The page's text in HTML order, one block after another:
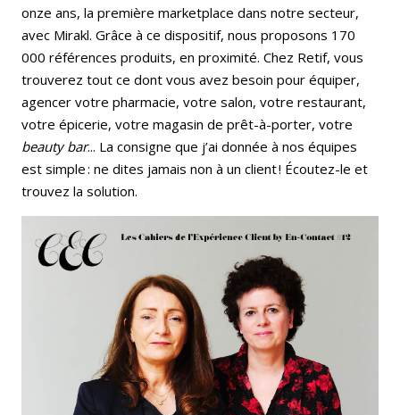
onze ans, la première marketplace dans notre secteur,
avec Mirakl. Grâce à ce dispositif, nous proposons 170
000 références produits, en proximité. Chez Retif, vous
trouverez tout ce dont vous avez besoin pour équiper,
agencer votre pharmacie, votre salon, votre restaurant,
votre épicerie, votre magasin de prêt-à-porter, votre
beauty bar... La consigne que j’ai donnée à nos équipes
est simple : ne dites jamais non à un client ! Écoutez-le et
trouvez la solution.